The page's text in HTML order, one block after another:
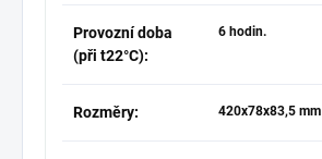
Provozní doba
(při t22°C):
6 hodin.
Rozměry: 420x78x83,5 mm